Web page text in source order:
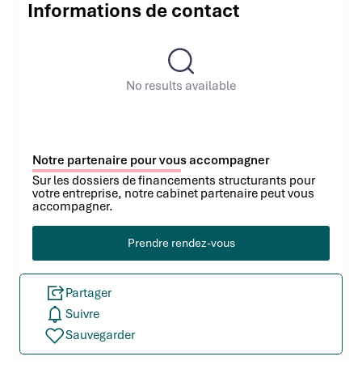
Informations de contact
No results available
Notre partenaire pour vous accompagner
Sur les dossiers de financements structurants pour
votre entreprise, notre cabinet partenaire peut vous
accompagner.
Prendre rendez-vous
Partager
Suivre
Sauvegarder